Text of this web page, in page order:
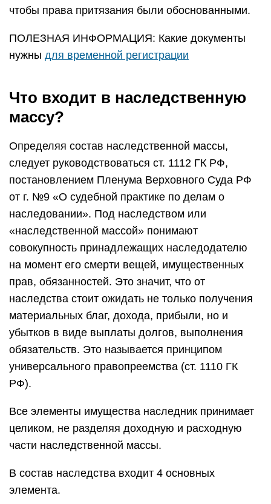
чтобы права притязания были обоснованными.
ПОЛЕЗНАЯ ИНФОРМАЦИЯ: Какие документы
нужны для временной регистрации
Что входит в наследственную
массу?
Определяя состав наследственной массы,
следует руководствоваться ст. 1112 ГК РФ,
постановлением Пленума Верховного Суда РФ
от г. №9 «О судебной практике по делам о
наследовании». Под наследством или
«наследственной массой» понимают
совокупность принадлежащих наследодателю
на момент его смерти вещей, имущественных
прав, обязанностей. Это значит, что от
наследства стоит ожидать не только получения
материальных благ, дохода, прибыли, но и
убытков в виде выплаты долгов, выполнения
обязательств. Это называется принципом
универсального правопреемства (ст. 1110 ГК
РФ).
Все элементы имущества наследник принимает
целиком, не разделяя доходную и расходную
части наследственной массы.
В состав наследства входит 4 основных
элемента.